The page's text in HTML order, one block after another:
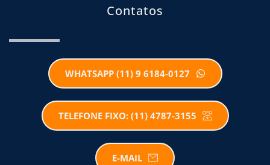
Contatos
WHATSAPP (11) 9 6184-0127
TELEFONE FIXO: (11) 4787-3155
E-MAIL